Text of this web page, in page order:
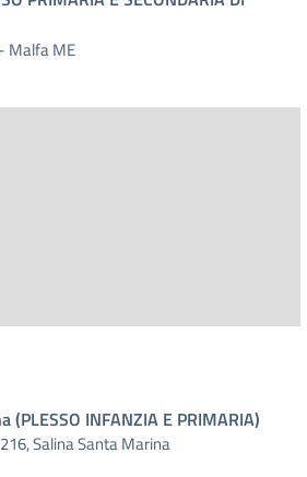
Malfa ME
(PLESSO INFANZIA E PRIMARIA)
Salina Santa Marina